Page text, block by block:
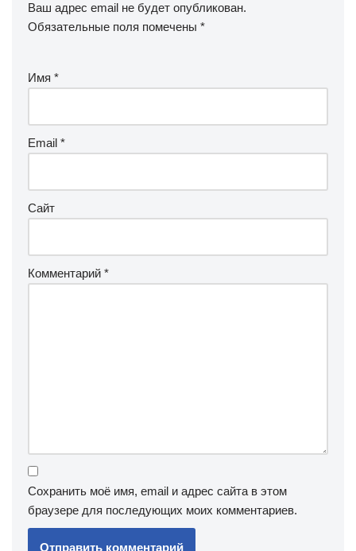
Ваш адрес email не будет опубликован.
Обязательные поля помечены *
Имя *
Email *
Сайт
Комментарий *
Сохранить моё имя, email и адрес сайта в этом
браузере для последующих моих комментариев.